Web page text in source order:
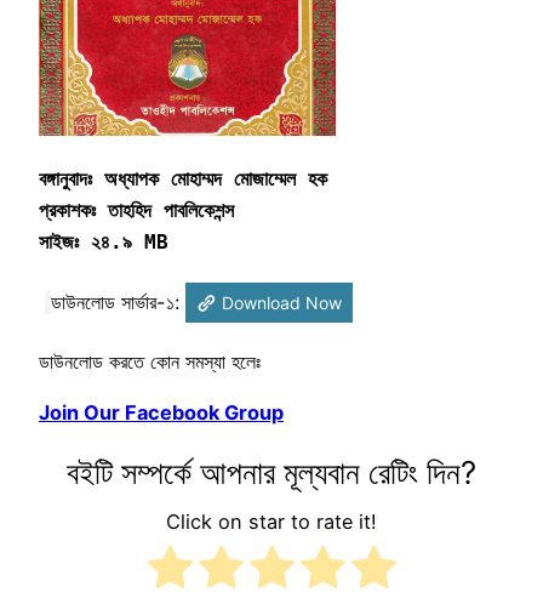
সাইজঃ ২৪.৯ MB
ডাউনলোড সার্ভার-১: Download Now
ডাউনলোড করতে কোন সমস্যা হলেঃ
Join Our Facebook Group
বইটি সম্পর্কে আপনার মূল্যবান রেটিং দিন?
Click on star to rate it!